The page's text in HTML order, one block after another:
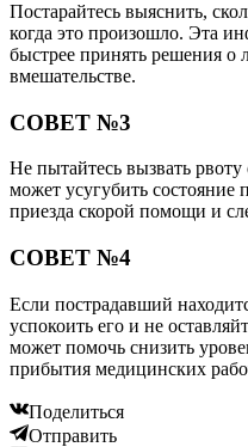
Постарайтесь выяснить,
когда это произошло. Эта
быстрее принять решения о
вмешательстве.
СОВЕТ №3
Не пытайтесь вызвать рвоту
может усугубить
приезда скорой помощи и
СОВЕТ №4
Если пострадавший
успокоить его и не
может помочь снизить
прибытия медицинских
Поделиться
Отправить